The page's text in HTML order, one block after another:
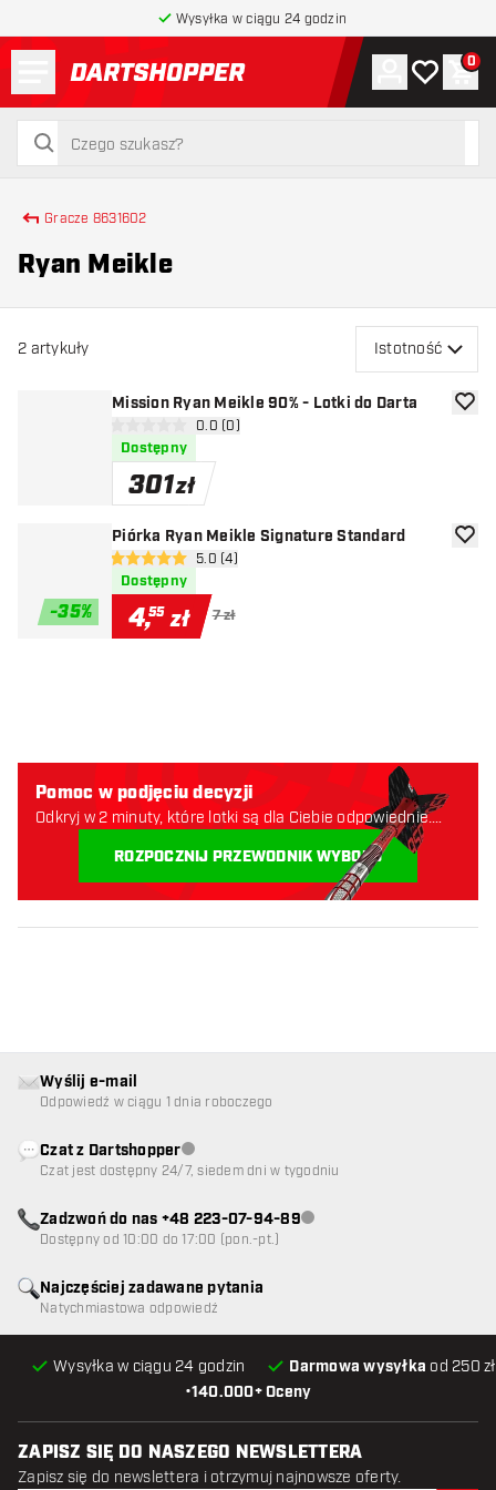
Wysyłka w ciągu 24 godzin
powrót do strony głównej
szukaj
szukaj
Konto
Moja lista
0
Gracze 8631602
Ryan Meikle
2 artykuły Istotność
Mission Ryan Meikle 90% - Lotki do Darta
otwórz panel recenzji
0 gwiazdki oceny0.0 (0)
Dostępny
301zł
-35%
Piórka Ryan Meikle Signature Standard
otwórz panel recenzji
5 gwiazdki oceny5.0 (4)
Dostępny
4,55 zł 7 zł
Pomoc w podjęciu decyzji
Odkryj w 2 minuty, które lotki są dla Ciebie odpowiednie.
ROZPOCZNIJ PRZEWODNIK WYBORU
•140.000+ Oceny
Wysyłka w ciągu 24 godzin Darmowa wysyłka od 250
Najczęściej zadawane pytania
Natychmiastowa odpowiedź
Wyślij e-mail
Odpowiedź w ciągu 1 dnia roboczego
Czat z DartshopperObsługa klienta niedostępna
Czat jest dostępny 24/7, siedem dni w tygodniu
Zadzwoń do nas +48 223-07-94-89Obsługa klienta niedostępna
Dostępny od 10:00 do 17:00 (pon.-pt.)
ZAPISZ SIĘ DO NASZEGO NEWSLETTERA
Zapisz się do newslettera i otrzymuj najnowsze oferty.